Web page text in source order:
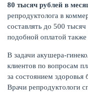
80 тысяч рублей в
репродуктолога в
составлять до 500
подобной оплатой
В задачи акушера-
клиентов по вопросам
за состоянием
Врачи репродуктологи